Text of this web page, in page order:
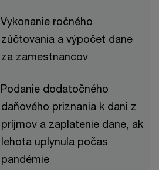
Vykonanie ročného
zúčtovania a výpočet dane
za zamestnancov
Podanie dodatočného
daňového priznania k dani z
príjmov a zaplatenie dane, ak
lehota uplynula počas
pandémie